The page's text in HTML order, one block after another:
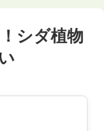
シダ植物